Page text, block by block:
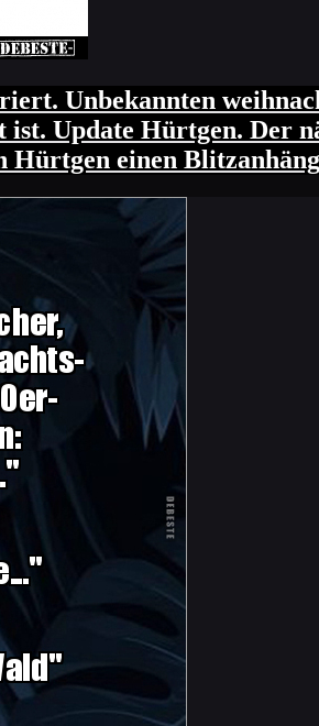
Unbekannten
Update Hürtgen. Der
Hürtgen einen